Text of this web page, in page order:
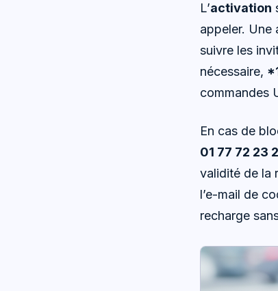
L’activation
appeler. Une
suivre les
nécessaire,
commandes
En cas de
01 77 72 23
validité de la
l’e-mail de
recharge